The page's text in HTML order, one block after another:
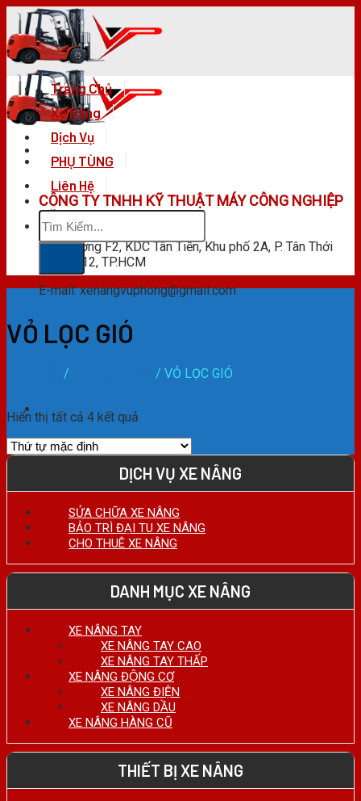
Skip
content
CÔNG TY TNHH KỸ THUẬT MÁY CÔNG NGHIỆP
VŨ PHONG
F28 Đường F2, KDC Tân Tiến, Khu phố 2A, P. Tân Thới
Hiệp, Q.12, TP.HCM
E-mail: xenangvuphong@gmail.com
HOTLINE:
0911.27.74.75
Trang Chủ
Xe Nâng
Dịch Vụ
PHỤ TÙNG
Liên Hệ
Tìm
kiếm:
VỎ LỌC GIÓ
/ / VỎ LỌC GIÓ
Hiển thị tất cả 4 kết quả
DỊCH VỤ XE NÂNG
SỬA CHỮA XE NÂNG
BẢO TRÌ ĐẠI TU XE NÂNG
CHO THUÊ XE NÂNG
DANH MỤC XE NÂNG
XE NÂNG TAY
XE NÂNG TAY CAO
XE NÂNG TAY THẤP
XE NÂNG ĐỘNG CƠ
XE NÂNG ĐIỆN
XE NÂNG DẦU
XE NÂNG HÀNG CŨ
THIẾT BỊ XE NÂNG